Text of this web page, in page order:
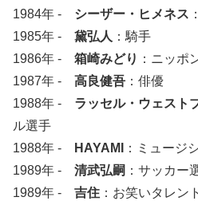
1984年 - シーザー・ヒメネス
1985年 - 黛弘人 ：騎手
1986年 - 箱崎みどり ：ニッポ
1987年 - 高良健吾 ：俳優
1988年 - ラッセル・ウェスト
ル選手
1988年 -
HAYAMI
：ミュージ
1989年 - 清武弘嗣 ：サッカー
1989年 - 吉住 ：お笑いタレント